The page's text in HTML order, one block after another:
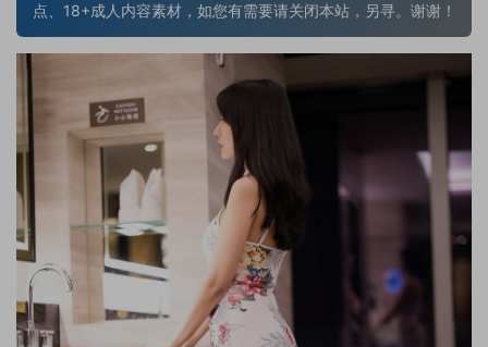
点、18+成人内容素材，如您有需要请关闭本站，另寻。谢谢！